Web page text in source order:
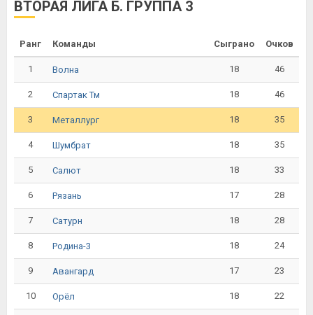
ВТОРАЯ ЛИГА Б. ГРУППА 3
Ранг Команды Сыграно Очков
1 Волна 18 46
2 Спартак Тм 18 46
3 Металлург 18 35
4 Шумбрат 18 35
5 Салют 18 33
6 Рязань 17 28
7 Сатурн 18 28
8 Родина-3 18 24
9 Авангард 17 23
10 Орёл 18 22